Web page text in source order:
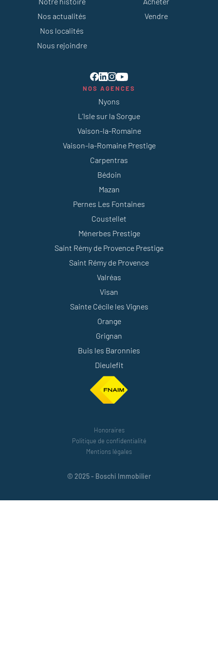
Nos actualités
Nos localités
Nous rejoindre
Vendre
NOS AGENCES
Nyons
L’Isle sur la Sorgue
Vaison-la-Romaine
Vaison-la-Romaine Prestige
Carpentras
Bédoin
Mazan
Pernes Les Fontaines
Coustellet
Ménerbes Prestige
Saint Rémy de Provence Prestige
Saint Rémy de Provence
Valréas
Visan
Sainte Cécile les Vignes
Orange
Grignan
Buis les Baronnies
Dieulefit
Honoraires
Politique de confidentialité
Mentions légales
© 2025 - Boschi Immobilier